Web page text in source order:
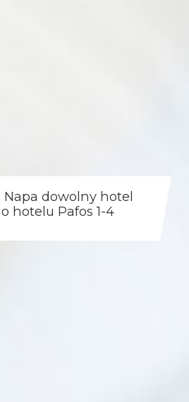
Napa dowolny hotel
hotelu Pafos 1-4